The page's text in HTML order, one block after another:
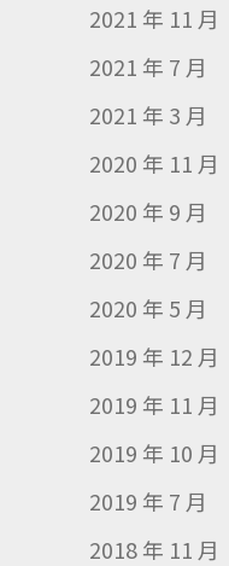
2021 年 11 月
2021 年 7 月
2021 年 3 月
2020 年 11 月
2020 年 9 月
2020 年 7 月
2020 年 5 月
2019 年 12 月
2019 年 11 月
2019 年 10 月
2019 年 7 月
2018 年 11 月